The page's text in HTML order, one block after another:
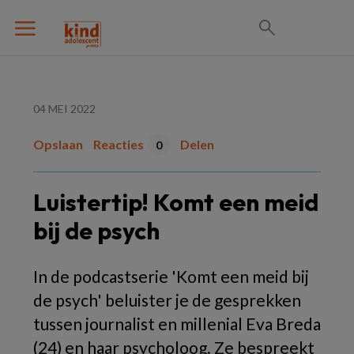
04 MEI 2022
Opslaan Reacties 0 Delen
Luistertip! Komt een meid
bij de psych
In de podcastserie 'Komt een meid bij
de psych' beluister je de gesprekken
tussen journalist en millenial Eva Breda
(24) en haar psycholoog. Ze bespreekt